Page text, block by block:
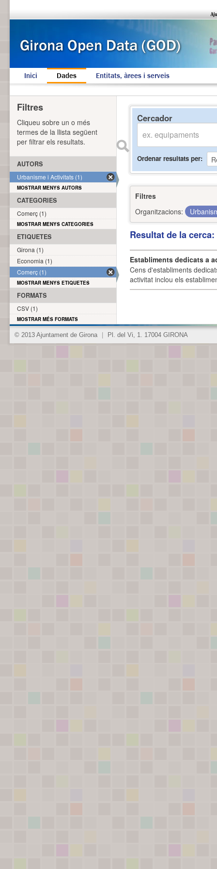
Inici Dades Entitats, àrees i serveis
Cercador
Ordenar resultats per
Filtres
Organitzacions:
Resultat de la
Establiments dedicats a
Cens d'establiments
activitat inclou els
Filtres
Cliqueu sobre un o més
termes de la llista següent
per filtrar els resultats.
AUTORS
Urbanisme i Activitats (1)
MOSTRAR MENYS AUTORS
CATEGORIES
Comerç (1)
MOSTRAR MENYS CATEGORIES
ETIQUETES
Girona (1)
Economia (1)
Comerç (1)
MOSTRAR MENYS ETIQUETES
FORMATS
CSV (1)
MOSTRAR MÉS FORMATS
© 2013 Ajuntament de Girona Pl. del Vi, 1. 17004 GIRONA